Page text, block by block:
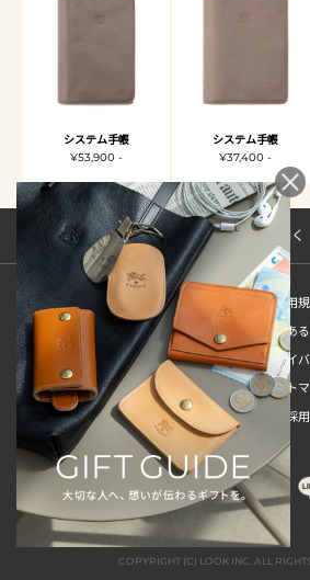
システム手帳
¥53,900 -
システム手帳
¥37,400 -
サイトマップを開く
新規会員登録
ご利用
ご利用ガイド
よくあ
特定商取引法
プライ
お問い合わせ
サイト
販売スタッフ中途採用
新卒採用
COPYRIGHT (C) LOOK INC. ALL